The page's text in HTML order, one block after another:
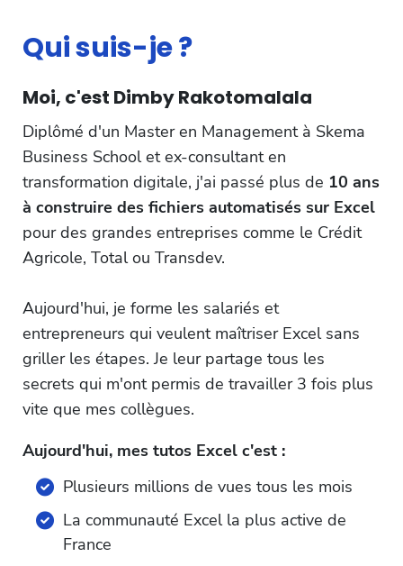
Qui suis-je ?
Moi, c'est Dimby Rakotomalala
Diplômé d'un Master en Management à Skema
Business School et ex-consultant en
transformation digitale, j'ai passé plus de 10 ans
à construire des fichiers automatisés sur Excel
pour des grandes entreprises comme le Crédit
Agricole, Total ou Transdev.
Aujourd'hui, je forme les salariés et
entrepreneurs qui veulent maîtriser Excel sans
griller les étapes. Je leur partage tous les
secrets qui m'ont permis de travailler 3 fois plus
vite que mes collègues.
Aujourd'hui, mes tutos Excel c'est :
Plusieurs millions de vues tous les mois
La communauté Excel la plus active de
France